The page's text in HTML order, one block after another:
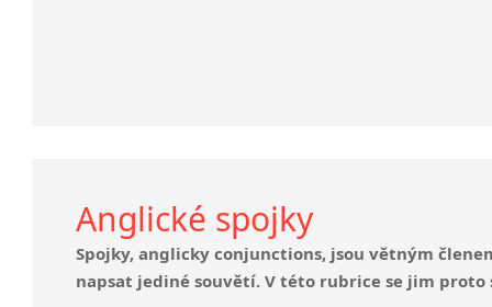
Anglické spojky
Spojky, anglicky conjunctions, jsou větným
napsat jediné souvětí. V této rubrice se jim proto